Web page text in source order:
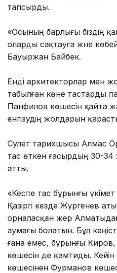
тапсырды.
«Осының барлығы біздің
оларды сақтауға және
Бауыржан Байбек.
Енді архитекторлар мен
табылған көне тастарды
Панфилов көшесін қайта
енгізудің жолдарын
Сәулет тарихшысы Алмас
тас өткен ғасырдың 30-
атты.
«Кеспе тас бұрынғы
Қазіргі кезде Жүргенев
орналасқан жер
аумағы болатын. Бұл
ғана емес, бұрынғы Киров,
көшесін де қамтиды.
көшесінен Фурманов